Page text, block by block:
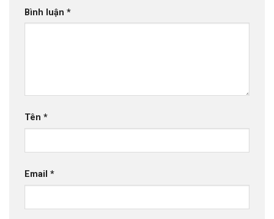
Bình luận *
Tên *
Email *